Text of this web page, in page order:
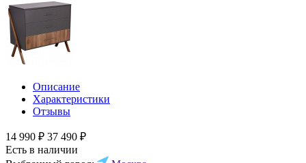
Описание
Характеристики
Отзывы
14 990 ₽ 37 490 ₽
Есть в наличии